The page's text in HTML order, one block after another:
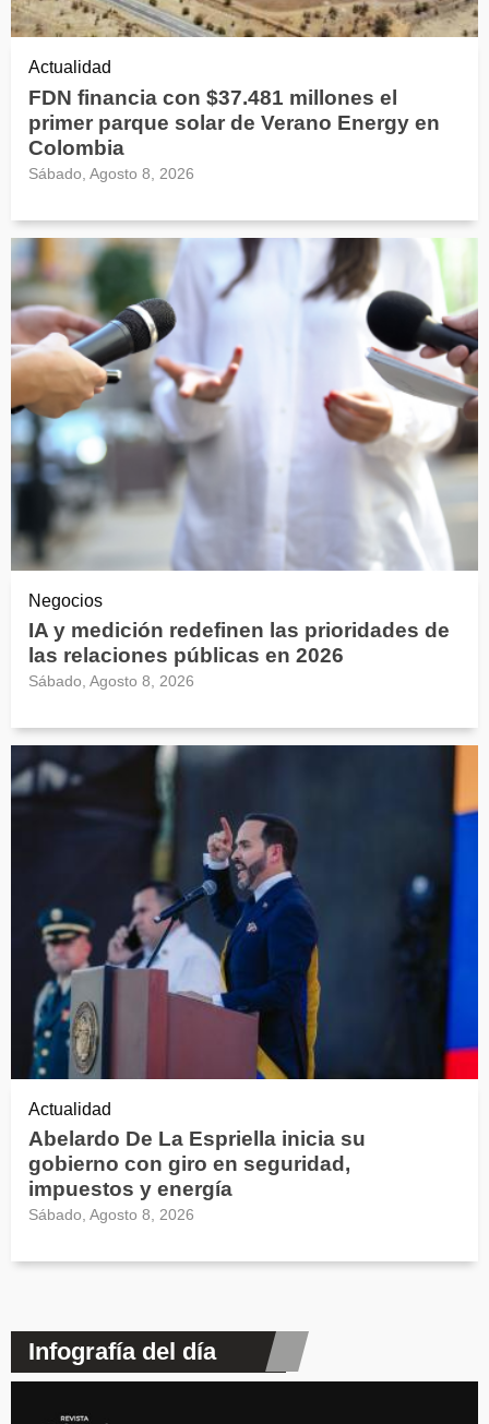
Actualidad
FDN financia con $37.481 millones el
primer parque solar de Verano Energy en
Colombia
Sábado, Agosto 8, 2026
Negocios
IA y medición redefinen las prioridades de
las relaciones públicas en 2026
Sábado, Agosto 8, 2026
Actualidad
Abelardo De La Espriella inicia su
gobierno con giro en seguridad,
impuestos y energía
Sábado, Agosto 8, 2026
Infografía del día